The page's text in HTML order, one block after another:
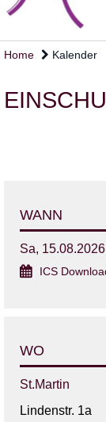
Home Kalender
WANN
Sa,
ICS
WO
St.Martin
Lindenstr. 1a